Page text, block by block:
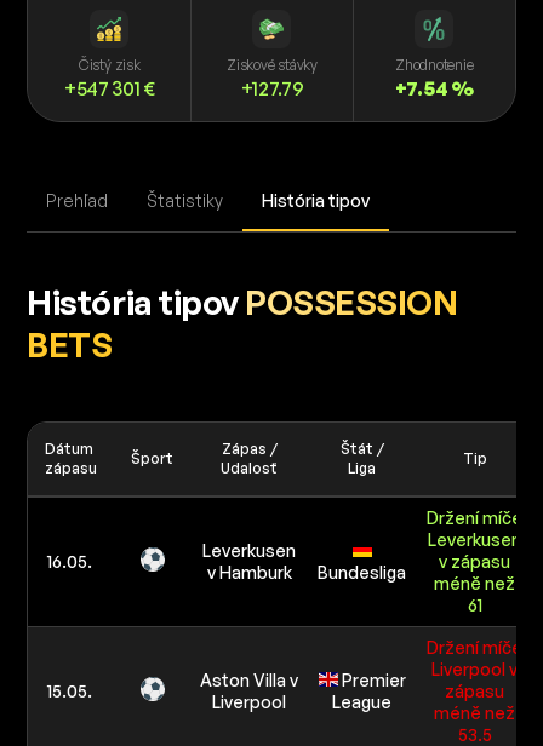
Čistý zisk
+547 301 €
Ziskové stávky
+127.79
Zhodnotenie
+7.54 %
Prehľad Štatistiky História tipov
História tipov POSSESSION
BETS
Dátum
zápasu
Šport
Zápas /
Udalosť
Štát /
Liga
Tip
16.05.
Leverkusen
v Hamburk
Bundesliga
Držení míče
Leverkusen
v zápasu
méně než
61
15.05.
Aston Villa v
Liverpool
Premier
League
Držení míče
Liverpool v
zápasu
méně než
53.5